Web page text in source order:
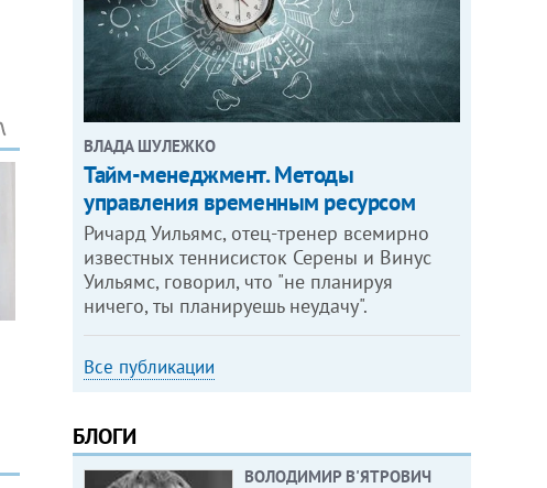
ВЛАДА ШУЛЕЖКО
Тайм-менеджмент. Методы
управления временным ресурсом
Ричард Уильямс, отец-тренер всемирно
известных теннисисток Серены и Винус
Уильямс, говорил, что "не планируя
ничего, ты планируешь неудачу".
Все публикации
БЛОГИ
ВОЛОДИМИР В'ЯТРОВИЧ